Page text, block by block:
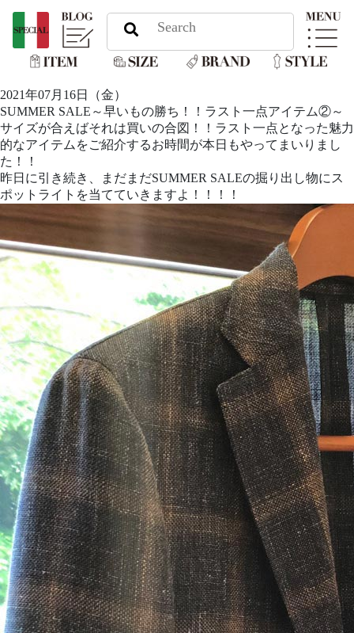
2021年07月16日（金）
SUMMER SALE～早いもの勝ち！！ラスト一点アイテム②～
サイズが合えばそれは買いの合図！！ラスト一点となった魅力
的なアイテムをご紹介するお時間が本日もやってまいりまし
た！！
昨日に引き続き、まだまだSUMMER SALEの掘り出し物にス
ポットライトを当てていきますよ！！！！